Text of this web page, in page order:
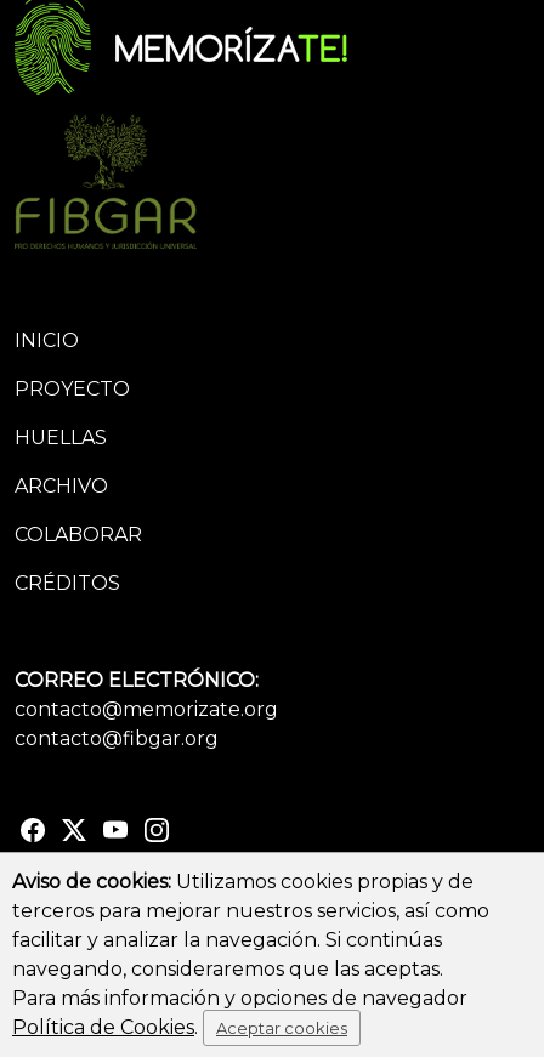
INICIO
PROYECTO
HUELLAS
ARCHIVO
COLABORAR
CRÉDITOS
CORREO ELECTRÓNICO:
contacto@memorizate.org
contacto@fibgar.org
© Copyright 2026 - All Rights Reserved
Aviso legal y Política de privacidad -Política de cookies
Aviso de cookies: Utilizamos cookies propias y de
terceros para mejorar nuestros servicios, así como
facilitar y analizar la navegación. Si continúas
navegando, consideraremos que las aceptas.
Para más información y opciones de navegador
Política de Cookies. Aceptar cookies